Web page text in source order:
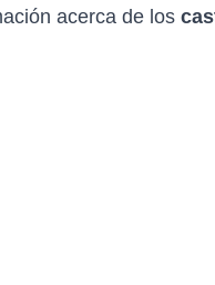
acerca de los